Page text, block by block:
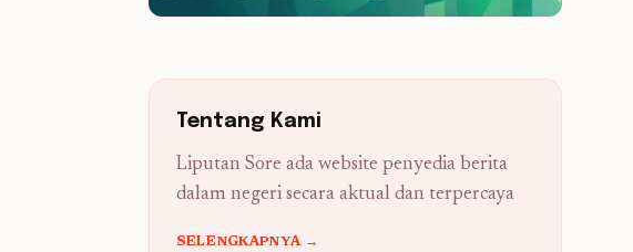
Tentang Kami
Liputan Sore ada website penyedia berita
dalam negeri secara aktual dan terpercaya
SELENGKAPNYA →